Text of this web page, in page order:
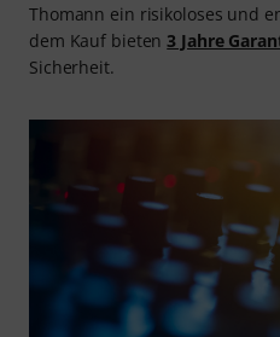
Thomann ein risikoloses und
dem Kauf bieten3 Jahre
Sicherheit.